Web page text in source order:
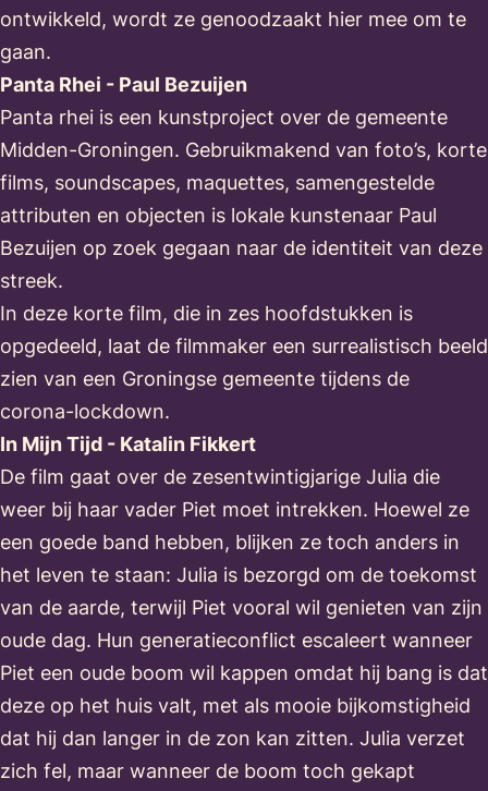
ontwikkeld, wordt ze genoodzaakt hier mee om te
gaan.
Panta Rhei - Paul Bezuijen
Panta rhei is een kunstproject over de gemeente
Midden-Groningen. Gebruikmakend van foto’s, korte
films, soundscapes, maquettes, samengestelde
attributen en objecten is lokale kunstenaar Paul
Bezuijen op zoek gegaan naar de identiteit van deze
streek.
In deze korte film, die in zes hoofdstukken is
opgedeeld, laat de filmmaker een surrealistisch beeld
zien van een Groningse gemeente tijdens de
corona-lockdown.
In Mijn Tijd - Katalin Fikkert
De film gaat over de zesentwintigjarige Julia die
weer bij haar vader Piet moet intrekken. Hoewel ze
een goede band hebben, blijken ze toch anders in
het leven te staan: Julia is bezorgd om de toekomst
van de aarde, terwijl Piet vooral wil genieten van zijn
oude dag. Hun generatieconflict escaleert wanneer
Piet een oude boom wil kappen omdat hij bang is dat
deze op het huis valt, met als mooie bijkomstigheid
dat hij dan langer in de zon kan zitten. Julia verzet
zich fel, maar wanneer de boom toch gekapt